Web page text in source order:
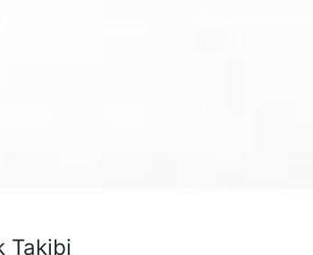
Takibi